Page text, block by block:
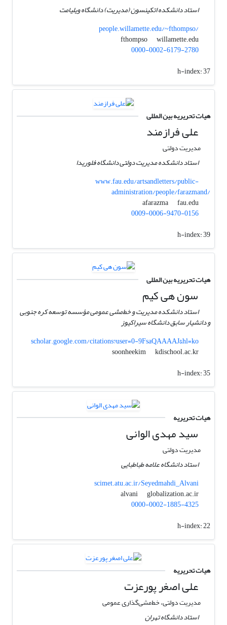
استاد دانشکده اتکینسون (مدیریت) دانشگاه ویلیامت
people.willamette.edu/~fthompso/
fthompso
willamette.edu
0000-0002-6179-2780
h-index:37
هیات تحریریه بین المللی
علی فرازمند
مدیریت دولتی
استاد دانشکده مدیریت دولتی دانشگاه فلوریدا
www.fau.edu/artsandletters/public-
administration/people/farazmand/
afarazma
fau.edu
0009-0006-9470-0156
h-index:39
هیات تحریریه بین المللی
سون هی کیم
استاد دانشکده مدیریت و خط‌مشی عمومی مؤسسه توسعه کره جنوبی
و دانشیار سابق دانشگاه سیراکیوز
scholar.google.com/citations?user=0-9FsaQAAAAJ&hl=ko
soonheekim
kdischool.ac.kr
h-index:35
هیات تحریریه
سید مهدی الوانی
مدیریت دولتی
استاد دانشگاه علامه طباطبایی
scimet.atu.ac.ir/Seyedmahdi_Alvani
alvani
globalization.ac.ir
0000-0002-1885-4325
h-index:22
هیات تحریریه
علی اصغر پورعزت
مدیریت دولتی، خط‌مشی‌گذاری عمومی
استاد دانشگاه تهران